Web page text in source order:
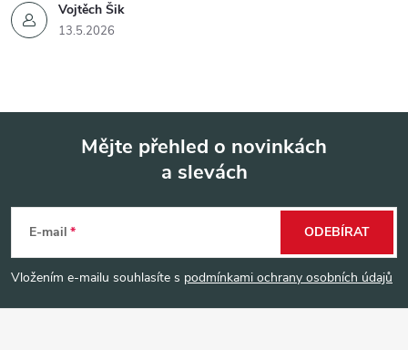
Vojtěch Šik
13.5.2026
p
a
Mějte přehled o novinkách
a slevách
E-mail
Vložením e-mailu souhlasíte s podmínkami ochrany osobních údajů
ODEBÍRAT